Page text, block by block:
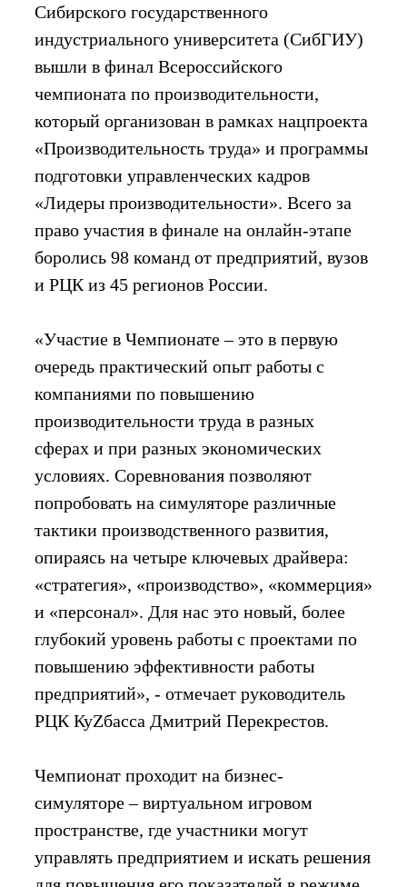
Сибирского государственного
индустриального университета (СибГИУ)
вышли в финал Всероссийского
чемпионата по производительности,
который организован в рамках нацпроекта
«Производительность труда» и программы
подготовки управленческих кадров
«Лидеры производительности». Всего за
право участия в финале на онлайн-этапе
боролись 98 команд от предприятий, вузов
и РЦК из 45 регионов России.
«Участие в Чемпионате – это в первую
очередь практический опыт работы с
компаниями по повышению
производительности труда в разных
сферах и при разных экономических
условиях. Соревнования позволяют
попробовать на симуляторе различные
тактики производственного развития,
опираясь на четыре ключевых драйвера:
«стратегия», «производство», «коммерция»
и «персонал». Для нас это новый, более
глубокий уровень работы с проектами по
повышению эффективности работы
предприятий», - отмечает руководитель
РЦК КуZбасса Дмитрий Перекрестов.
Чемпионат проходит на бизнес-
симуляторе – виртуальном игровом
пространстве, где участники могут
управлять предприятием и искать решения